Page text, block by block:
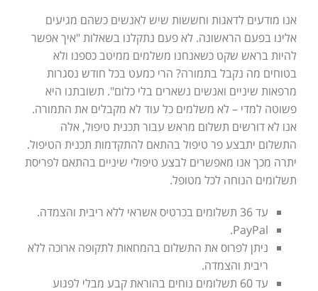
אנו מודעים לדאגות וחששות שיש לאנשים כשהם מגיעים
אלינו בפעם הראשונה. לא פעם נתקלנו בשאלות "איך אפשר
להיות בראש שקט כשאנחנו משלמים ממיטב כספנו ולא
בטוחים מה נקבל בתמורה? הרי כמעט בכל חודש נסגרות
מרפאות שיניים ואנשים נשארים בלי כלום". תשובתנו היא
פשוטה למדי – לא משלמים כל עוד לא מקבלים את התמורה.
אנו לא דורשים תשלום מראש עבור תכנית טיפול, אלה
התשלום יתבצע פר טיפול בהתאם להתקדמות תכנית הטיפול.
יתרה מכך אנו מאפשרים לבצע טיפולי שיניים בהתאם לפריסת
תשלומים הנוחה לכל מטופל.
עד 36 תשלומים בכרטיס אשראי ללא ריבית והצמדה.
PayPal.
ניתן לפרוס את התשלום בהמחאות לתקופה ארוכה ללא
ריבית והצמדה.
עד 60 תשלומים נוחים בהוראת קבע מבלי לפגוע